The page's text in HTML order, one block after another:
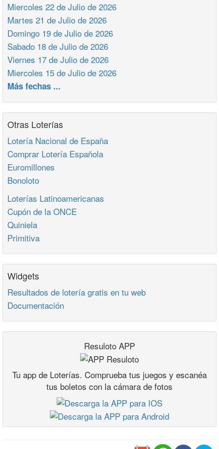
Miercoles 22 de Julio de 2026
Martes 21 de Julio de 2026
Domingo 19 de Julio de 2026
Sabado 18 de Julio de 2026
Viernes 17 de Julio de 2026
Miercoles 15 de Julio de 2026
Más fechas ...
Otras Loterías
Lotería Nacional de España
Comprar Lotería Española
Euromillones
Bonoloto
Loterías Latinoamericanas
Cupón de la ONCE
Quiniela
Primitiva
Widgets
Resultados de lotería gratis en tu web
Documentación
Resuloto APP
Tu app de Loterías. Comprueba tus juegos y escanéa
tus boletos con la cámara de fotos